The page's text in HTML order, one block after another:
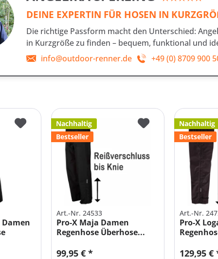
DEINE EXPERTIN FÜR HOSEN IN
Die richtige Passform macht den Unterschied:
in Kurzgröße zu finden – bequem, funktional und
info@outdoor-renner.de
+49 (0) 8709 900
Damen
Nachhaltig
Bestseller
Art.-Nr. 24533
Pro-X Maja Damen
Regenhose Überhose...
99,95 € *
Nachhaltig
Bestseller
Art.-Nr.
Pro-X
129,95 €